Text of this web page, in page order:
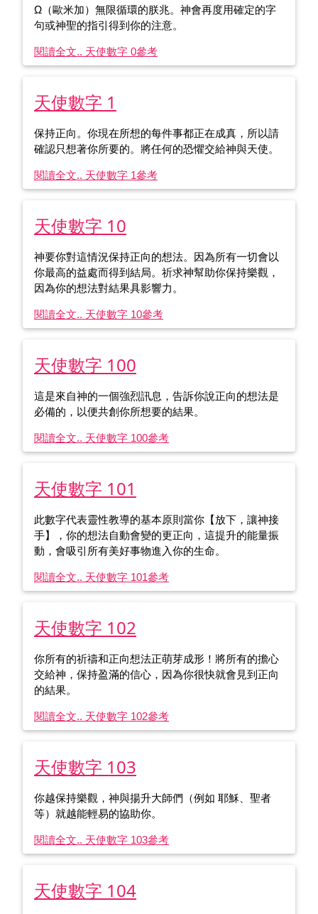
Ω（歐米加）無限循環的朕兆。神會再度用確定的字
句或神聖的指引得到你的注意。
閱讀全文.. 天使數字 0參考
天使數字 1
保持正向。你現在所想的每件事都正在成真，所以請
確認只想著你所要的。將任何的恐懼交給神與天使。
閱讀全文.. 天使數字 1參考
天使數字 10
神要你對這情況保持正向的想法。因為所有一切會以
你最高的益處而得到結局。祈求神幫助你保持樂觀，
因為你的想法對結果具影響力。
閱讀全文.. 天使數字 10參考
天使數字 100
這是來自神的一個強烈訊息，告訴你說正向的想法是
必備的，以便共創你所想要的結果。
閱讀全文.. 天使數字 100參考
天使數字 101
此數字代表靈性教導的基本原則當你【放下，讓神接
手】，你的想法自動會變的更正向，這提升的能量振
動，會吸引所有美好事物進入你的生命。
閱讀全文.. 天使數字 101參考
天使數字 102
你所有的祈禱和正向想法正萌芽成形！將所有的擔心
交給神，保持盈滿的信心，因為你很快就會見到正向
的結果。
閱讀全文.. 天使數字 102參考
天使數字 103
你越保持樂觀，神與揚升大師們（例如 耶穌、聖者
等）就越能輕易的協助你。
閱讀全文.. 天使數字 103參考
天使數字 104